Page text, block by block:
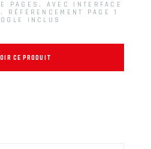
PAGES, AVEC INTERFACE
PAGE 1
INCLUS
CE PRODUIT